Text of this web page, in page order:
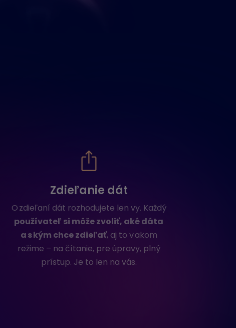
Zdieľanie dát
O zdieľaní dát rozhodujete len vy. Každý
používateľ si môže zvoliť, aké dáta
a s kým chce zdieľať, aj to v akom
režime – na čítanie, pre úpravy, plný
prístup. Je to len na vás.